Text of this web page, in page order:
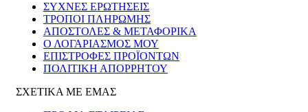
ΣΥΧΝΕΣ ΕΡΩΤΗΣΕΙΣ
ΤΡΟΠΟΙ ΠΛΗΡΩΜΗΣ
ΑΠΟΣΤΟΛΕΣ & ΜΕΤΑΦΟΡΙΚΑ
Ο ΛΟΓΑΡΙΑΣΜΟΣ ΜΟΥ
ΕΠΙΣΤΡΟΦΕΣ ΠΡΟΪΟΝΤΩΝ
ΠΟΛΙΤΙΚΗ ΑΠΟΡΡΗΤΟΥ
ΣΧΕΤΙΚΑ ΜΕ ΕΜΑΣ